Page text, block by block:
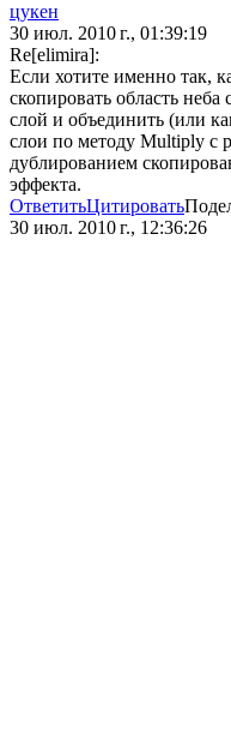
цукен
30 июл. 2010 г., 01:39:19
Re[elimira]:
Если хотите именно так,
скопировать область
слой и объединить (или
слои по методу Multiply с
дублированием
эффекта.
ОтветитьЦитировать
30 июл. 2010 г., 12:36:26